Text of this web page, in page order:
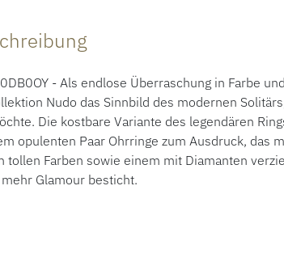
- Als endlose Überraschung in Farbe
Nudo das Sinnbild des modernen
Die kostbare Variante des legendären
opulenten Paar Ohrringe zum Ausdruck, das
tollen Farben sowie einem mit Diamanten
Glamour besticht.